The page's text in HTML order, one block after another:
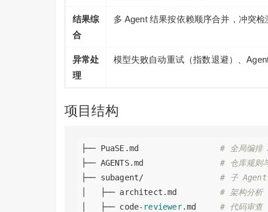
结果综
合
多 Agent 结果按依赖顺序合并，冲突检
异常处
理
模型失败自动重试（指数退避）、
项目结构
├── PuaSE.md # 全局编排
├── AGENTS.md # 仓库规则
├── subagent/ # 子 Agent
│   ├── architect.md # 架构分析
│   ├── code-reviewer.md # 代码审查